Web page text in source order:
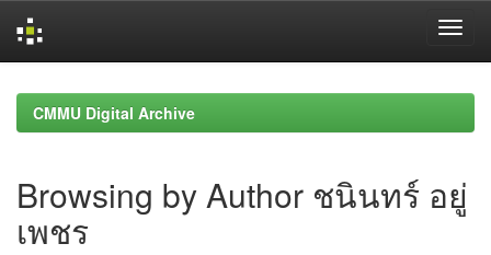
navigationCMMU Digital Archive
Browsing by Author ชนินทร์ อยู่
เพชร